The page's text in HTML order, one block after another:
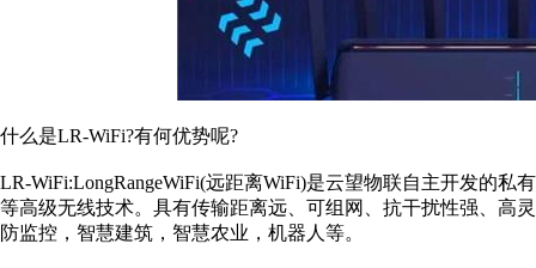
什么是LR-WiFi?有何优势呢?
LR-WiFi:LongRangeWiFi(远距离WiFi)是云望物联自主开发的
等高级无线技术。具有传输距离远、可组网、抗干扰性强、高
防监控，智慧建筑，智慧农业，机器人等。